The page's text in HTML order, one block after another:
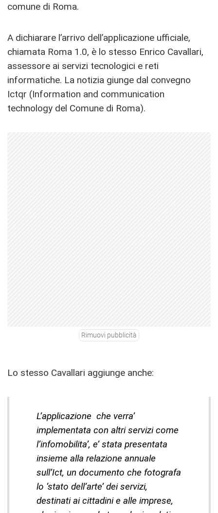
comune di Roma.
A dichiarare l’arrivo dell’applicazione ufficiale,
chiamata Roma 1.0, è lo stesso Enrico Cavallari,
assessore ai servizi tecnologici e reti
informatiche. La notizia giunge dal convegno
Ictqr (Information and communication
technology del Comune di Roma).
Rimuovi pubblicità
Lo stesso Cavallari aggiunge anche:
L’applicazione che verra’
implementata con altri servizi come
l’infomobilita’, e’ stata presentata
insieme alla relazione annuale
sull’Ict, un documento che fotografa
lo ‘stato dell’arte’ dei servizi,
destinati ai cittadini e alle imprese,